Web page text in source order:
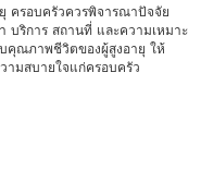
ครอบครัวควรพิจารณาปัจจัย
บริการ สถานที่ และความเหมาะ
คุณภาพชีวิตของผู้สูงอายุ ให้
มสบายใจแก่ครอบครัว